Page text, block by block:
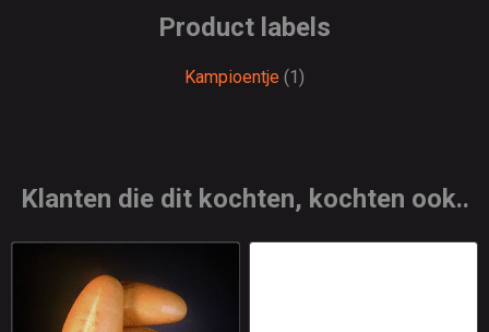
Product labels
Kampioentje (1)
Klanten die dit kochten, kochten ook..